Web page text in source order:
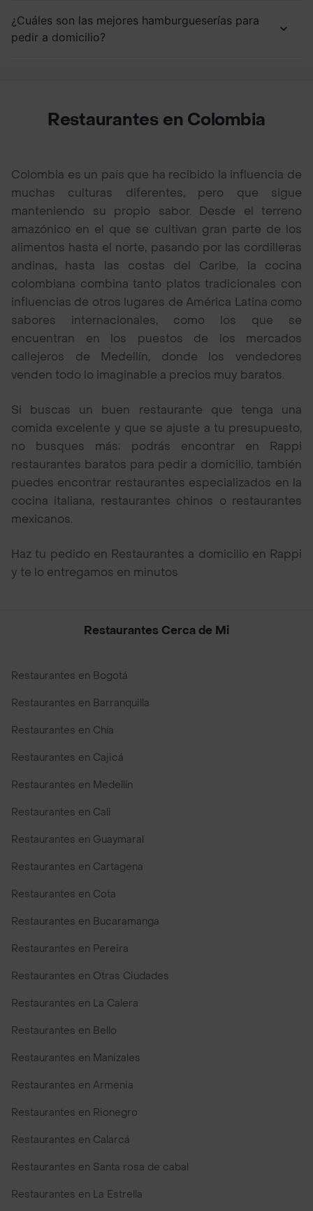
¿Cuáles son las mejores hamburgueserías para
pedir a domicilio?
Restaurantes en Colombia
Colombia es un país que ha recibido la influencia de
muchas culturas diferentes, pero que sigue
manteniendo su propio sabor. Desde el terreno
amazónico en el que se cultivan gran parte de los
alimentos hasta el norte, pasando por las cordilleras
andinas, hasta las costas del Caribe, la cocina
colombiana combina tanto platos tradicionales con
influencias de otros lugares de América Latina como
sabores internacionales, como los que se
encuentran en los puestos de los mercados
callejeros de Medellín, donde los vendedores
venden todo lo imaginable a precios muy baratos.
Si buscas un buen restaurante que tenga una
comida excelente y que se ajuste a tu presupuesto,
no busques más; podrás encontrar en Rappi
restaurantes baratos para pedir a domicilio, también
puedes encontrar restaurantes especializados en la
cocina italiana, restaurantes chinos o restaurantes
mexicanos.
Haz tu pedido en Restaurantes a domicilio en Rappi
y te lo entregamos en minutos
Restaurantes Cerca de Mi
Restaurantes en Bogotá
Restaurantes en Barranquilla
Restaurantes en Chía
Restaurantes en Cajicá
Restaurantes en Medellín
Restaurantes en Cali
Restaurantes en Guaymaral
Restaurantes en Cartagena
Restaurantes en Cota
Restaurantes en Bucaramanga
Restaurantes en Pereira
Restaurantes en Otras Ciudades
Restaurantes en La Calera
Restaurantes en Bello
Restaurantes en Manizales
Restaurantes en Armenia
Restaurantes en Rionegro
Restaurantes en Calarcá
Restaurantes en Santa rosa de cabal
Restaurantes en La Estrella